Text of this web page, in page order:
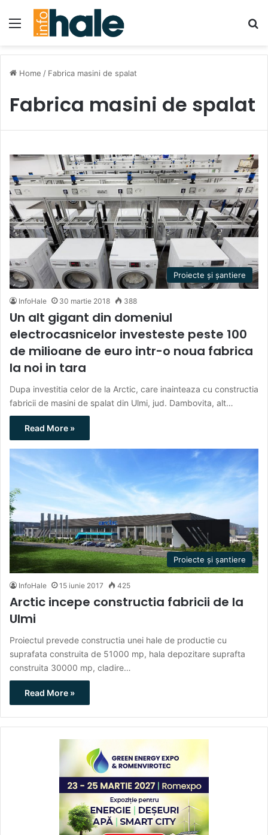
Menu
Home / Fabrica masini de spalat
Fabrica masini de spalat
Proiecte și șantiere
InfoHale 30 martie 2018 388
Un alt gigant din domeniul
electrocasnicelor investeste peste 100
de milioane de euro intr-o noua fabrica
la noi in tara
Dupa investitia celor de la Arctic, care inainteaza cu constructia
fabricii de masini de spalat din Ulmi, jud. Dambovita, alt…
Read More »
Proiecte și șantiere
InfoHale 15 iunie 2017 425
Arctic incepe constructia fabricii de la
Ulmi
Proiectul prevede constructia unei hale de productie cu
suprafata construita de 51000 mp, hala depozitare suprafta
construita 30000 mp, cladire…
Read More »